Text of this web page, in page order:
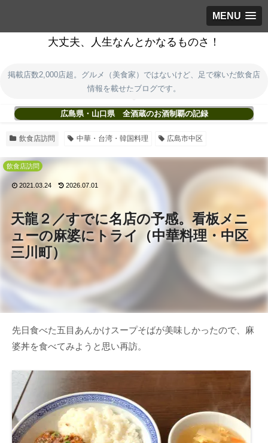
MENU
大丈夫、人生なんとかなるものさ！
掲載店数2,000店超。グルメ（美食家）ではないけど、足で稼いだ飲食店
情報を載せたブログです。
広島県・山口県 全酒蔵のお酒制覇の記録
飲食店訪問 中華・台湾・韓国料理 広島市中区
天龍２／すでに名店の予感。看板メニ
ューの麻婆にトライ（中華料理・中区
三川町）
飲食店訪問
2021.03.24 2026.07.01
先日食べた五目あんかけスープそばが美味しかったので、麻
婆丼を食べてみようと思い再訪。